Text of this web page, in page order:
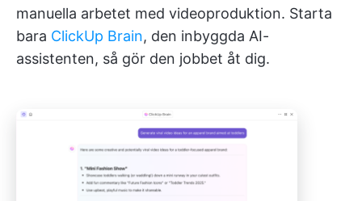
manuella arbetet med videoproduktion. Starta
bara ClickUp Brain, den inbyggda AI-
assistenten, så gör den jobbet åt dig.